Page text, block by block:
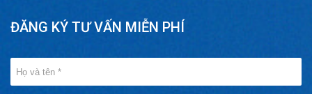
ĐĂNG KÝ TƯ VẤN MIỄN PHÍ